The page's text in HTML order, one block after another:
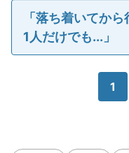
「落ち着いてか
1人だけでも...」
1